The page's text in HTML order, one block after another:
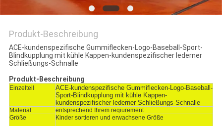
Produkt-Beschreibung
ACE-kundenspezifische Gummiflecken-Logo-Baseball-Sport-
Blindkupplung mit kühle Kappen-kundenspezifischer lederner
Schließungs-Schnalle
Produkt-Beschreibung
Einzelteil
ACE-kundenspezifische Gummiflecken-Logo-Baseball-
Sport-Blindkupplung mit kühle Kappen-
kundenspezifischer lederner Schließungs-Schnalle
Material
entsprechend Ihrem reqiurement
Größe
Kinder sortieren und erwachsene Größe